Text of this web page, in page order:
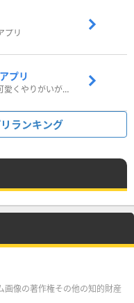
プリ
プリ
ペットを育ってポイ活しよう！可愛くやりがいがある新感覚アプリ
ランキング
画像の著作権その他の知的財産